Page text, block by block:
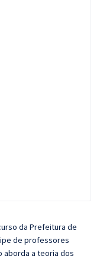
da Prefeitura de
de professores
aborda a teoria dos